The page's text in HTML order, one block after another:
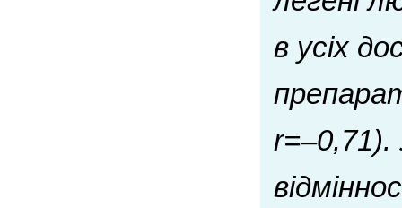
в усіх
r=–0,71).